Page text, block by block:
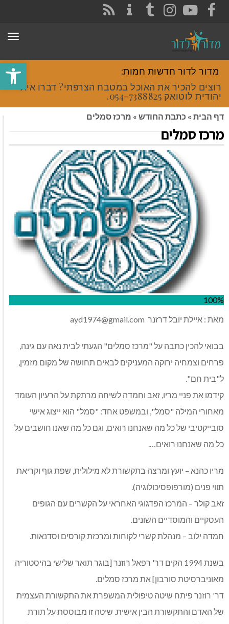
פתח
FACEBOOK
YOUTUBE
INSTAGRAM
TUMBLR
מדור לדור חדשות חמות:
רוצים להכיר את האוכל במטבח הצרפתי? דברו איתי
יהודית לוטואק 054-7388825.
דף הבית » כתבת החודש » מרכז סמלים
מרכז סמלים
100%
מאת : איילת יובל דרזנר ayd1974@gmail.com
בבואי להכין כתבה על "מרכז סמלים" הגעתי לבית נאה עם גינה,
פרחים וצמחיה ירוקה המעניקים לבאים תחושה של מקום מזמין,
ל"בית חם".
קידמו את פניי מריו, זאב וחמדה לשיחה מרתקת על הרעיון העומד
מאחורי המילה "סמל", ובמשפט אחד: "סמל" הוא ייצוג אישי
סובייקטיבי של כל מה שאנחנו רואים, וגם כל מה שאנו חושבים על
כל מה שאנחנו רואים….
מריו כהנא – יועץ ומרצה בתקשורת לא מילולית, שפת גוף וקריאת
תווי פנים (מורפופסיכולוגיה).
זאב קולר – המרכז הפדגוגי האחראי על הקשרים עם הגופים
העסקיים והמוסדיים השונים.
חמדה ילוב – מנהלת קשרי לקוחות ומרכזת קורסים וסדנאות.
בשנת 1994 הקים דר' רפאל רוזנר [בוגר תואר שלישי בהיסטוריה
מאוניברסיטת סורבון] את מרכז סמלים.
דר' רוזנר פיתח שיטה טיפולית המשפרת את התקשורת העצמית
של האדם והתקשורת הבין אישית. שיטה זו מבוססת על תורת